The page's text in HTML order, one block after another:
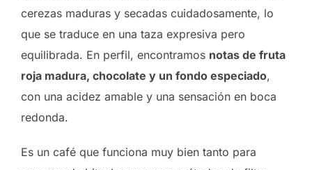
cerezas maduras y secadas cuidadosamente, lo
que se traduce en una taza expresiva pero
equilibrada. En perfil, encontramos notas de fruta
roja madura, chocolate y un fondo especiado,
con una acidez amable y una sensación en boca
redonda.
Es un café que funciona muy bien tanto para